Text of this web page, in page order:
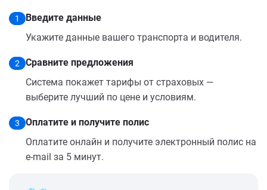
1
Введите данные
Укажите данные вашего транспорта и водителя.
2
Сравните предложения
Система покажет тарифы от страховых —
выберите лучший по цене и условиям.
3
Оплатите и получите полис
Оплатите онлайн и получите электронный полис на
e-mail за 5 минут.